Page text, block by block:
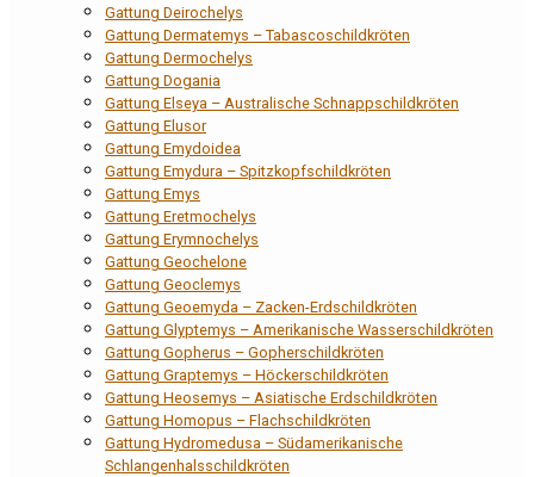
Gattung Deirochelys
Gattung Dermatemys – Tabascoschildkröten
Gattung Dermochelys
Gattung Dogania
Gattung Elseya – Australische Schnappschildkröten
Gattung Elusor
Gattung Emydoidea
Gattung Emydura – Spitzkopfschildkröten
Gattung Emys
Gattung Eretmochelys
Gattung Erymnochelys
Gattung Geochelone
Gattung Geoclemys
Gattung Geoemyda – Zacken-Erdschildkröten
Gattung Glyptemys – Amerikanische Wasserschildkröten
Gattung Gopherus – Gopherschildkröten
Gattung Graptemys – Höckerschildkröten
Gattung Heosemys – Asiatische Erdschildkröten
Gattung Homopus – Flachschildkröten
Gattung Hydromedusa – Südamerikanische
Schlangenhalsschildkröten